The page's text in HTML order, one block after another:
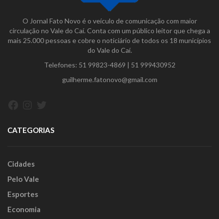
O Jornal Fato Novo é o veículo de comunicação com maior
circulação no Vale do Caí. Conta com um público leitor que chega a
mais 25.000 pessoas e cobre o noticiário de todos os 18 municípios
do Vale do Caí.
Telefones: 51 99823-4869 | 51 999430952
guilherme.fatonovo@gmail.com
CATEGORIAS
Cidades
Pelo Vale
Esportes
Economia